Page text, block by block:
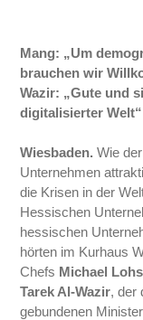
Mang: „Um
brauchen wir
Wazir: „Gute und
digitalisierter Welt“
Wiesbaden. Wie
Unternehmen
die Krisen in der
Hessischen
hessischen
hörten im Kurhaus
Chefs Michael
Tarek Al-Wazir, der
gebundenen